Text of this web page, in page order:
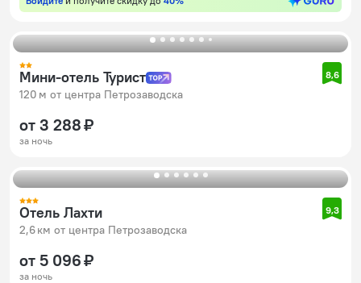
Мини-отель Турист
120 м от центра Петрозаводска
8,6
от 3 288 ₽
за ночь
Отель Лахти
2,6 км от центра Петрозаводска
9,3
от 5 096 ₽
за ночь